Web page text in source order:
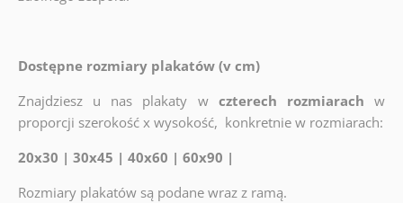
Dostępne rozmiary plakatów (v cm)
Znajdziesz u nas plakaty w czterech rozmiarach
w
proporcji szerokość x wysokość, konkretnie w rozmiarach:
20x30 | 30x45 | 40x60 | 60x90 |
Rozmiary plakatów są podane wraz z ramą.